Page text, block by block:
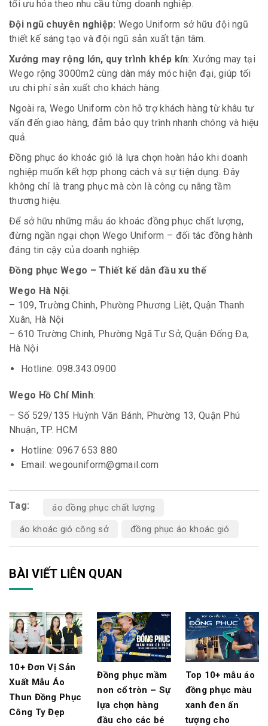
tối ưu hóa theo nhu cầu từng doanh nghiệp.
Đội ngũ chuyên nghiệp: Wego Uniform sở hữu đội ngũ
thiết kế sáng tạo và đội ngũ sản xuất tận tâm.
Xưởng may rộng lớn, quy trình khép kín: Xưởng may tại
Wego rộng 3000m2 cùng dàn máy móc hiện đại, giúp tối
ưu chi phí sản xuất cho khách hàng.
Ngoài ra, Wego Uniform còn hỗ trợ khách hàng từ khâu tư
vấn đến giao hàng, đảm bảo quy trình nhanh chóng và hiệu
quả.
Đồng phục áo khoác gió là lựa chọn hoàn hảo khi doanh
nghiệp muốn kết hợp phong cách và sự tiện dụng. Đây
không chỉ là trang phục mà còn là công cụ nâng tầm
thương hiệu.
Để sở hữu những mẫu áo khoác đồng phục chất lượng,
đừng ngần ngại chọn Wego Uniform – đối tác đồng hành
đáng tin cậy của doanh nghiệp.
Đồng phục Wego – Thiết kế dẫn đầu xu thế
Wego Hà Nội:
– 109, Trường Chinh, Phường Phương Liệt, Quận Thanh
Xuân, Hà Nội
– 610 Trường Chinh, Phường Ngã Tư Sở, Quận Đống Đa,
Hà Nội
Hotline: 098.343.0900
Wego Hồ Chí Minh:
– Số 529/135 Huỳnh Văn Bánh, Phường 13, Quận Phú
Nhuận, TP. HCM
Hotline: 0967 653 880
Email: wegouniform@gmail.com
Tag:
áo đồng phục chất lượng
áo khoác gió công sở
đồng phục áo khoác gió
BÀI VIẾT LIÊN QUAN
10+ Đơn Vị Sản
Xuất Mẫu Áo
Thun Đồng Phục
Công Ty Đẹp
Đồng phục mầm
non cổ tròn – Sự
lựa chọn hàng
đầu cho các bé
Top 10+ mẫu áo
đồng phục màu
xanh đen ấn
tượng cho